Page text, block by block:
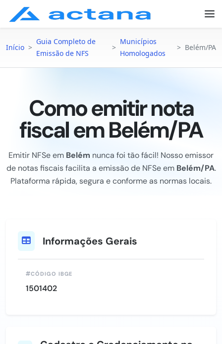
Início >
Guia Completo de
Emissão de NFS
>
Municípios
Homologados
> Belém/PA
Como emitir nota
fiscal em Belém/PA
Emitir NFSe em Belém nunca foi tão fácil! Nosso emissor
de notas fiscais facilita a emissão de NFSe em Belém/PA.
Plataforma rápida, segura e conforme as normas locais.
Informações Gerais
CÓDIGO IBGE
1501402